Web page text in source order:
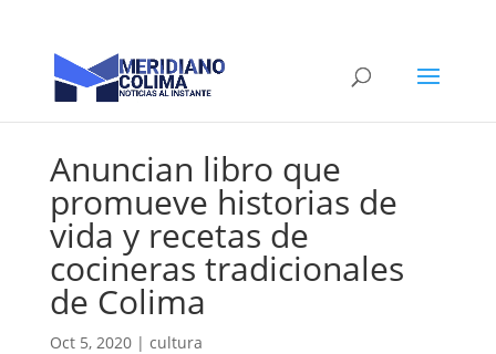
Anuncian libro que
promueve historias de
vida y recetas de
cocineras tradicionales
de Colima
Oct 5, 2020| cultura